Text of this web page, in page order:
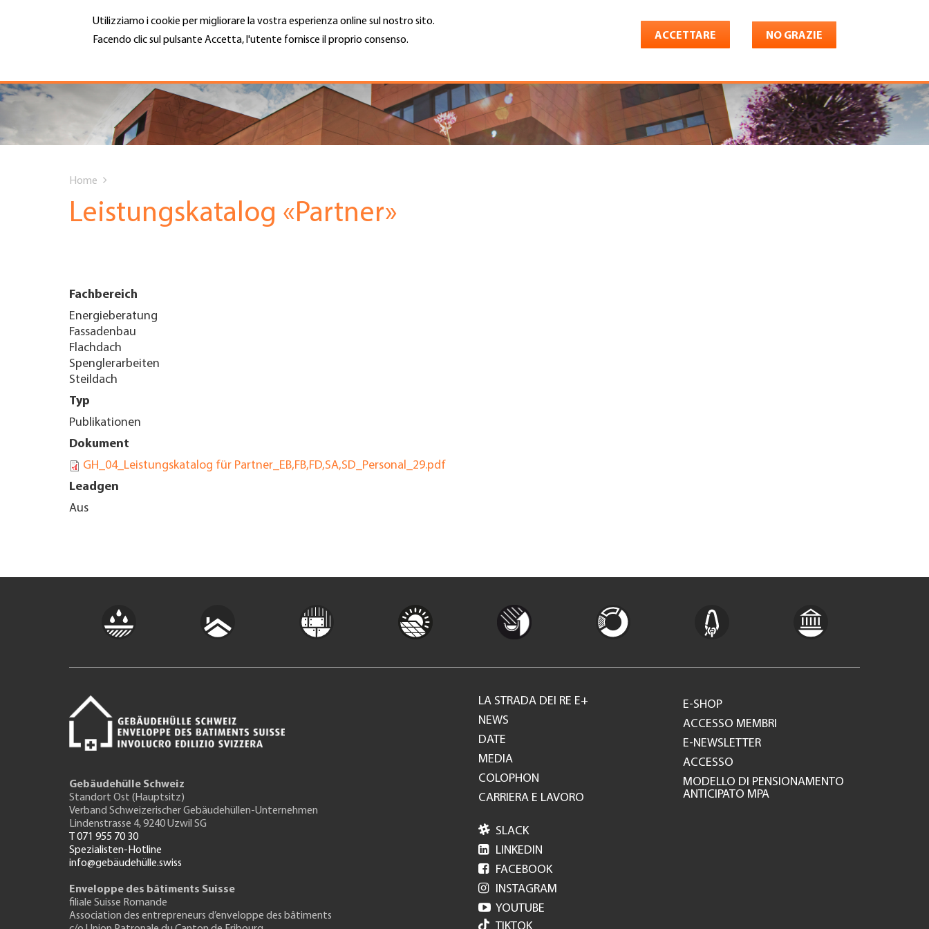
Utilizziamo i cookie per migliorare la vostra esperienza online sul nostro sito.
Facendo clic sul pulsante Accetta, l'utente fornisce il proprio consenso.
ACCETTARE NO GRAZIE
Hauptnavigation
CHI SIAMO
SERVIZI
DATE EVENTI
CARRIERA E LAVORO
TROVARE AZIENDA
RIVISTA SPECIALIZZATA
MENU Cerca
Top
Menu
are
Home
Leistungskatalog «Partner»
Fachbereich
Energieberatung
Fassadenbau
Flachdach
Spenglerarbeiten
Steildach
Typ
Publikationen
Dokument
GH_04_Leistungskatalog für Partner_EB,FB,FD,SA,SD_Personal_29.pdf
Leadgen
Aus
Gebäudehülle Schweiz
Standort Ost (Hauptsitz)
Verband Schweizerischer Gebäudehüllen-Unternehmen
Lindenstrasse 4, 9240 Uzwil SG
T 071 955 70 30
Spezialisten-Hotline
info@gebäudehülle.swiss
Enveloppe des bâtiments Suisse
filiale Suisse Romande
Association des entrepreneurs d’enveloppe des bâtiments
Footer
GH
LA STRADA DEI RE E+
NEWS
DATE
MEDIA
COLOPHON
CARRIERA E LAVORO
E-SHOP
ACCESSO MEMBRI
E-NEWSLETTER
ACCESSO
MODELLO DI PENSIONAMENTO
ANTICIPATO MPA
 SLACK
 LINKEDIN
 FACEBOOK
 INSTAGRAM
 YOUTUBE
TIKTOK